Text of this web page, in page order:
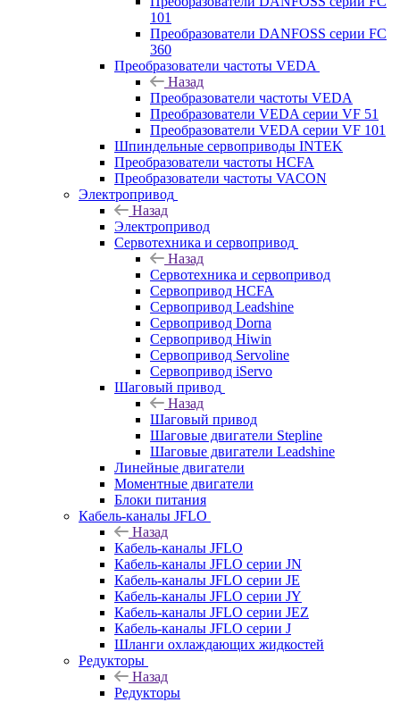
101
Преобразователи DANFOSS серии FC
360
Преобразователи частоты VEDA
Назад
Преобразователи частоты VEDA
Преобразователи VEDA серии VF 51
Преобразователи VEDA серии VF 101
Шпиндельные сервоприводы INTEK
Преобразователи частоты HCFA
Преобразователи частоты VACON
Электропривод
Назад
Электропривод
Сервотехника и сервопривод
Назад
Сервотехника и сервопривод
Сервопривод HCFA
Сервопривод Leadshine
Сервопривод Dorna
Сервопривод Hiwin
Сервопривод Servoline
Сервопривод iServo
Шаговый привод
Назад
Шаговый привод
Шаговые двигатели Stepline
Шаговые двигатели Leadshine
Линейные двигатели
Моментные двигатели
Блоки питания
Кабель-каналы JFLO
Назад
Кабель-каналы JFLO
Кабель-каналы JFLO серии JN
Кабель-каналы JFLO серии JE
Кабель-каналы JFLO серии JY
Кабель-каналы JFLO серии JEZ
Кабель-каналы JFLO серии J
Шланги охлаждающих жидкостей
Редукторы
Назад
Редукторы